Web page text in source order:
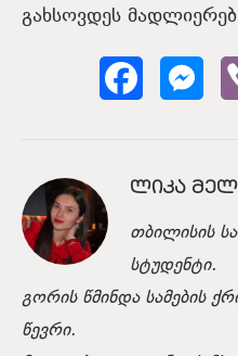
გახსოვდეს
ᲚᲘᲙᲐ
თბილისის
სტუდენტი.
გორის წმინდა სამების
წევრი.